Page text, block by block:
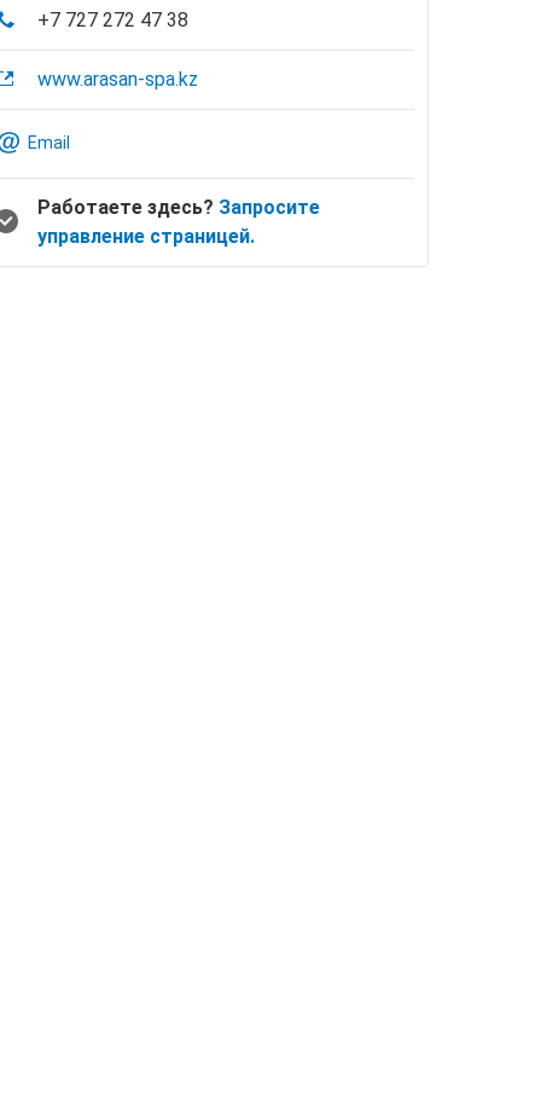
+7 727 272 47 38
www.arasan-spa.kz
Email
Работаете здесь? Запросите
управление страницей.